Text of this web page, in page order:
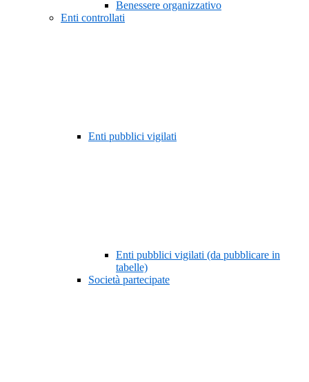
Benessere organizzativo
Enti controllati
Enti pubblici vigilati
Enti pubblici vigilati (da pubblicare in
tabelle)
Società partecipate